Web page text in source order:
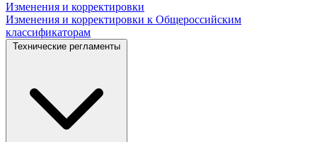
Изменения и корректировки
Изменения и корректировки к Общероссийским
классификаторам
Технические регламенты